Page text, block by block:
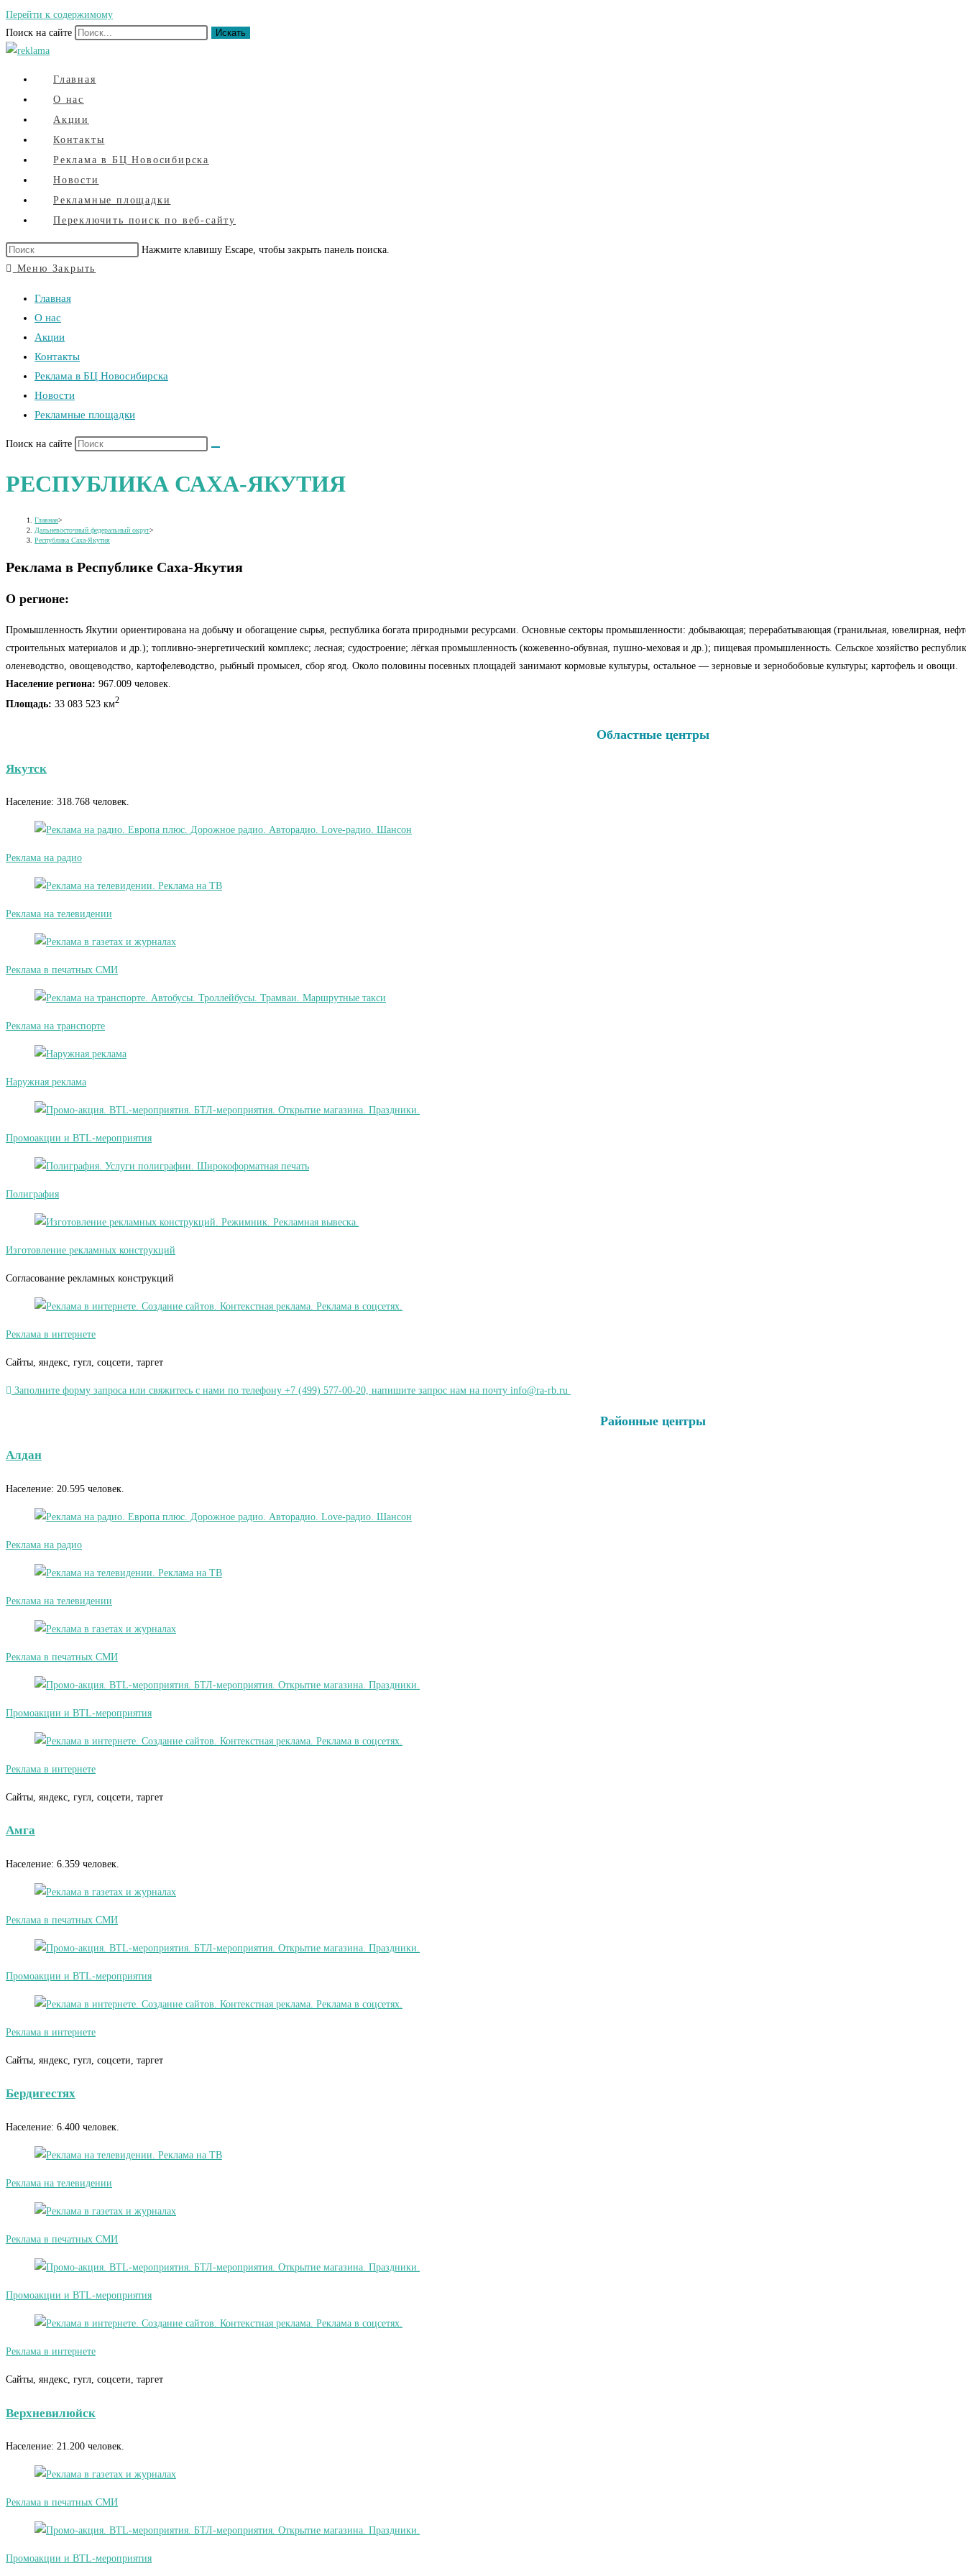
Перейти к содержимому
Поиск на сайте
Искать
Главная
О нас
Акции
Контакты
Реклама в БЦ Новосибирска
Новости
Рекламные площадки
Переключить поиск по веб-сайту
Нажмите клавишу Escape, чтобы закрыть панель поиска.
Меню Закрыть
Главная
О нас
Акции
Контакты
Реклама в БЦ Новосибирска
Новости
Рекламные площадки
Поиск на сайте
РЕСПУБЛИКА САХА-ЯКУТИЯ
Главная>
Дальневосточный федеральный округ>
Республика Саха-Якутия
Реклама в Республике Саха-Якутия
О регионе:
Промышленность Якутии ориентирована на добычу и обогащение сырья, республика богата природными ресурсами. Основные секторы промышленности: добывающая; перерабатывающая (гранильная, ювелирная,
строительных материалов и др.); топливно-энергетический комплекс; лесная; судостроение; лёгкая промышленность (кожевенно-обувная, пушно-меховая и др.); пищевая промышленность. Сельское хозяйство
оленеводство, овощеводство, картофелеводство, рыбный промысел, сбор ягод. Около половины по­сев­ных пло­ща­дей за­ни­ма­ют кор­мо­вые культуры, остальное — зер­но­вые и зер­но­бо­бо­вые куль­ту­ры; кар­то­фель и ово­щи.
Население региона: 967.009 человек.
Площадь: 33 083 523 км2
Областные центры
Якутск
Население: 318.768 человек.
Реклама на радио
Реклама на телевидении
Реклама в печатных СМИ
Реклама на транспорте
Наружная реклама
Промоакции и BTL-мероприятия
Полиграфия
Изготовление рекламных конструкций
Согласование рекламных конструкций
Реклама в интернете
Сайты, яндекс, гугл, соцсети, таргет
Заполните форму запроса или свяжитесь с нами по телефону +7 (499) 577-00-20, напишите запрос нам на почту info@ra-rb.ru
Районные центры
Алдан
Население: 20.595 человек.
Реклама на радио
Реклама на телевидении
Реклама в печатных СМИ
Промоакции и BTL-мероприятия
Реклама в интернете
Сайты, яндекс, гугл, соцсети, таргет
Амга
Население: 6.359 человек.
Реклама в печатных СМИ
Промоакции и BTL-мероприятия
Реклама в интернете
Сайты, яндекс, гугл, соцсети, таргет
Бердигестях
Население: 6.400 человек.
Реклама на телевидении
Реклама в печатных СМИ
Промоакции и BTL-мероприятия
Реклама в интернете
Сайты, яндекс, гугл, соцсети, таргет
Верхневилюйск
Население: 21.200 человек.
Реклама в печатных СМИ
Промоакции и BTL-мероприятия